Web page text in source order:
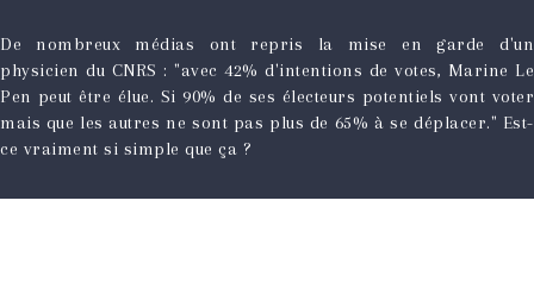
De nombreux médias ont repris la mise en garde d'un
physicien du CNRS : "avec 42% d'intentions de votes, Marine Le
Pen peut être élue. Si 90% de ses électeurs potentiels vont voter
mais que les autres ne sont pas plus de 65% à se déplacer." Est-
ce vraiment si simple que ça ?